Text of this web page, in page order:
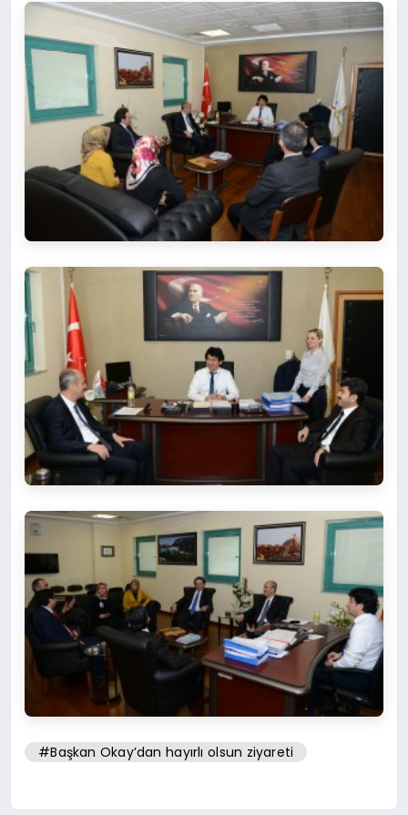
#Başkan Okay’dan hayırlı olsun ziyareti